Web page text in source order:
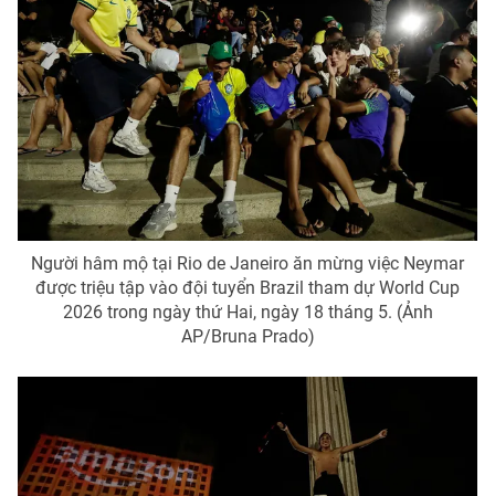
Liên hệ tòa soạn English
THỜI BÁO VTV
Theo dõi báo trên
Cơ quan chủ quản:Đài Truyền hình Việt Nam
Thời báo VTV
Phó Tổng Biên tập:Nguyễn Thị Mỹ Hạnh, Phạm Quốc Thắng,
Nguyễn Trọng Ninh
Người hâm mộ tại Rio de Janeiro ăn mừng việc Neymar
được triệu tập vào đội tuyển Brazil tham dự World Cup
2026 trong ngày thứ Hai, ngày 18 tháng 5. (Ảnh
AP/Bruna Prado)